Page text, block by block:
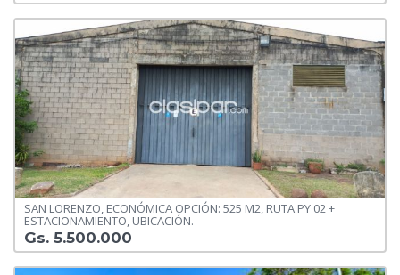
SAN LORENZO, ECONÓMICA OPCIÓN: 525 M2, RUTA PY 02 +
ESTACIONAMIENTO, UBICACIÓN.
Gs. 5.500.000